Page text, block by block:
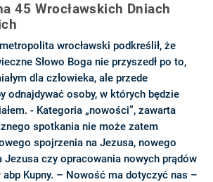
45 Wrocławskich Dniach
wrocławski podkreślił, że
Słowo Boga nie przyszedł po to,
dla człowieka, ale przede
odnajdywać osoby, w których będzie
- Kategoria „nowości”, zawarta
spotkania nie może zatem
spojrzenia na Jezusa, nowego
Jezusa czy opracowania nowych prądów
Kupny. – Nowość ma dotyczyć nas –